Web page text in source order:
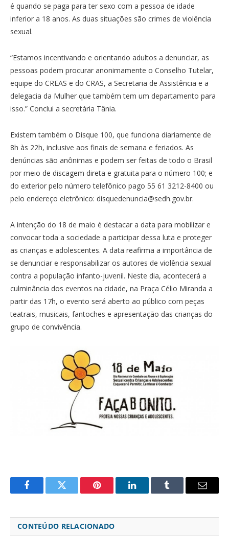
é quando se paga para ter sexo com a pessoa de idade
inferior a 18 anos. As duas situações são crimes de violência
sexual.
“Estamos incentivando e orientando adultos a denunciar, as
pessoas podem procurar anonimamente o Conselho Tutelar,
equipe do CREAS e do CRAS, a Secretaria de Assistência e a
delegacia da Mulher que também tem um departamento para
isso.” Conclui a secretária Tânia.
Existem também o Disque 100, que funciona diariamente de
8h às 22h, inclusive aos finais de semana e feriados. As
denúncias são anônimas e podem ser feitas de todo o Brasil
por meio de discagem direta e gratuita para o número 100; e
do exterior pelo número telefônico pago 55 61 3212-8400 ou
pelo endereço eletrônico: disquedenuncia@sedh.gov.br.
A intenção do 18 de maio é destacar a data para mobilizar e
convocar toda a sociedade a participar dessa luta e proteger
as crianças e adolescentes. A data reafirma a importância de
se denunciar e responsabilizar os autores de violência sexual
contra a população infanto-juvenil. Neste dia, acontecerá a
culminância dos eventos na cidade, na Praça Célio Miranda a
partir das 17h, o evento será aberto ao público com peças
teatrais, musicais, fantoches e apresentação das crianças do
grupo de convivência.
FacebookTwitter Pinterest LinkedInTumblr Email
CONTEÚDO RELACIONADO